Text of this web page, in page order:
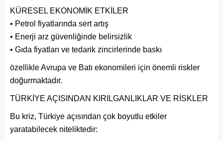
KÜRESEL EKONOMİK ETKİLER
• Petrol fiyatlarında sert artış
• Enerji arz güvenliğinde belirsizlik
• Gıda fiyatları ve tedarik zincirlerinde baskı
özellikle Avrupa ve Batı ekonomileri için önemli riskler
doğurmaktadır.
TÜRKİYE AÇISINDAN KIRILGANLIKLAR VE RİSKLER
Bu kriz, Türkiye açısından çok boyutlu etkiler
yaratabilecek niteliktedir: